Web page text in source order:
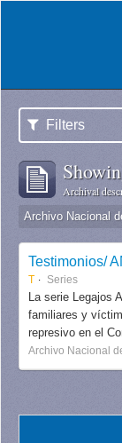
Filters
Archival
Archivo Nacional
Testimonios/
T Series
La serie Legajos
familiares y
represivo en el
Archivo Nacional